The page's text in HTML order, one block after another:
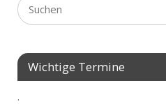
Wichtige Termine
.